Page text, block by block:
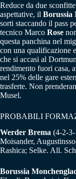
Reduce da due
aspettative, il Borussia
sorti staccando il pass
tecnico Marco Rose
questa panchina nel
con una qualificazione
che si accasi al
rendimento fuori casa,
nel 25% delle gare
trasferte. Non
Musel.
PROBABILI
Werder Brema (4-2-3-
Moisander,
Rashica; Selke. All.
Borussia